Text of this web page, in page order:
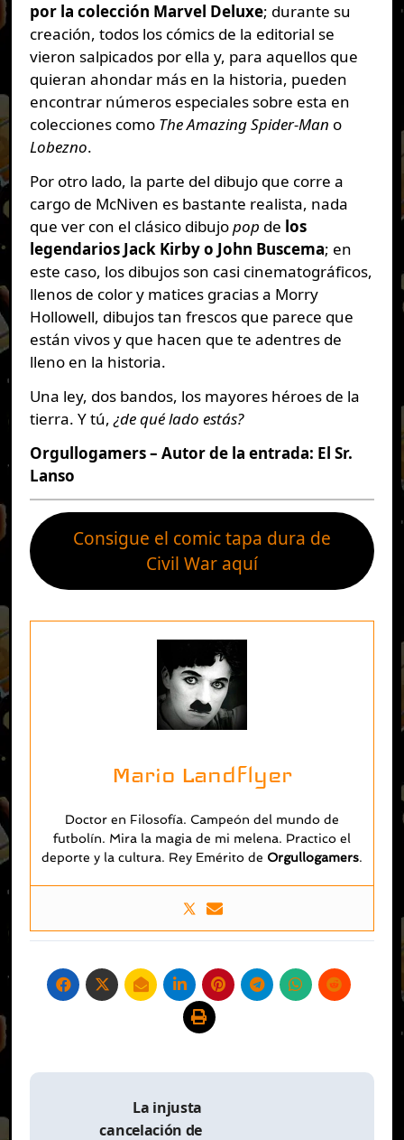
por la colección Marvel Deluxe; durante su
creación, todos los cómics de la editorial se
vieron salpicados por ella y, para aquellos que
quieran ahondar más en la historia, pueden
encontrar números especiales sobre esta en
colecciones como The Amazing Spider-Man o
Lobezno.
Por otro lado, la parte del dibujo que corre a
cargo de McNiven es bastante realista, nada
que ver con el clásico dibujopop de los
legendarios Jack Kirby o John Buscema; en
este caso, los dibujos son casi cinematográficos,
llenos de color y matices gracias a Morry
Hollowell, dibujos tan frescos que parece que
están vivos y que hacen que te adentres de
lleno en la historia.
Una ley, dos bandos, los mayores héroes de la
tierra. Y tú,¿de qué lado estás?
Orgullogamers – Autor de la entrada: El Sr.
Lanso
Consigue el comic tapa dura de
Civil War aquí
Mario Landflyer
Doctor en Filosofía. Campeón del mundo de
futbolín. Mira la magia de mi melena. Practico el
deporte y la cultura. Rey Emérito de Orgullogamers.
Navegación
entradas
La injusta
cancelación de